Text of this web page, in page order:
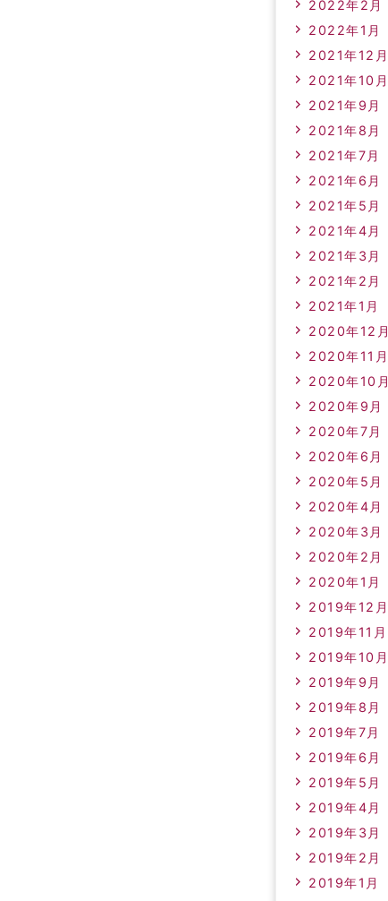
2022年2月
2022年1月
2021年12月
2021年10月
2021年9月
2021年8月
2021年7月
2021年6月
2021年5月
2021年4月
2021年3月
2021年2月
2021年1月
2020年12月
2020年11月
2020年10月
2020年9月
2020年7月
2020年6月
2020年5月
2020年4月
2020年3月
2020年2月
2020年1月
2019年12月
2019年11月
2019年10月
2019年9月
2019年8月
2019年7月
2019年6月
2019年5月
2019年4月
2019年3月
2019年2月
2019年1月